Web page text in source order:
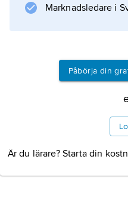
Information
Marknadsledare i
Påbörja din
Är du lärare? Starta din